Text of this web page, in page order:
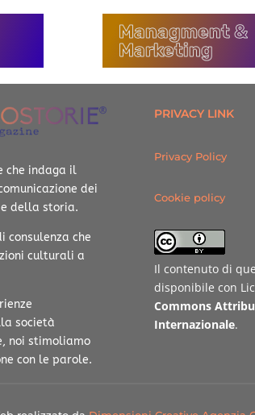
Managment &
Marketing
che indaga il
dei
della storia.
consulenza che
culturali a
società
noi stimoliamo
con le parole.
PRIVACY LINK
Privacy Policy
Cookie policy
Il contenuto di
disponibile con
Commons
Internazionale.